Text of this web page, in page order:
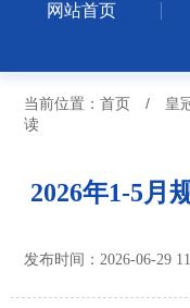
网站首页
当前位置： 首页 / 皇
读
2026年1-5月
发布时间：2026-06-29